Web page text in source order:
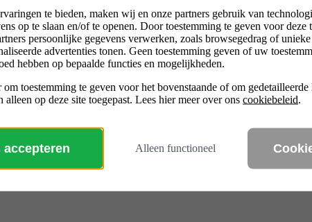
te bieden, maken wij en onze partners gebruik van
op te slaan en/of te openen. Door toestemming te geven voor deze
persoonlijke gegevens verwerken, zoals browsegedrag of
advertenties tonen. Geen toestemming geven of uw
hebben op bepaalde functies en mogelijkheden.
toestemming te geven voor het bovenstaande of om
alleen op deze site toegepast. Lees hier meer over ons cookiebeleid.
accepteren Alleen functioneel